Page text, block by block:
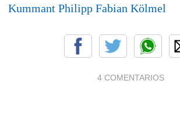
Kummant Philipp Fabian Kölmel
4 COMENTARIOS